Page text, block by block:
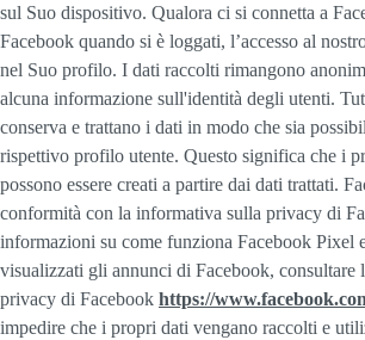
sul Suo dispositivo. Qualora ci si connetta a
Facebook quando si è loggati, l’accesso al
nel Suo profilo. I dati raccolti rimangono
alcuna informazione sull'identità degli utenti.
conserva e trattano i dati in modo che sia
rispettivo profilo utente. Questo significa che i
possono essere creati a partire dai dati trattati.
conformità con la informativa sulla privacy di
informazioni su come funziona Facebook Pixel
visualizzati gli annunci di Facebook, consultare
privacy di Facebook https://
impedire che i propri dati vengano raccolti e